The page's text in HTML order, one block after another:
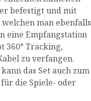
befestigt und mit
man ebenfalls
eine Empfangstation
360° Tracking,
zu verfangen.
das Set auch zum
die Spiele- oder